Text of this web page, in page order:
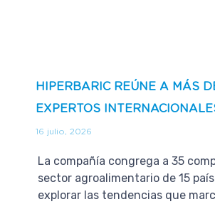
HIPERBARIC REÚNE A MÁS
EXPERTOS
16 julio, 2026
La compañía congrega a 35
sector agroalimentario de 15
explorar las tendencias que